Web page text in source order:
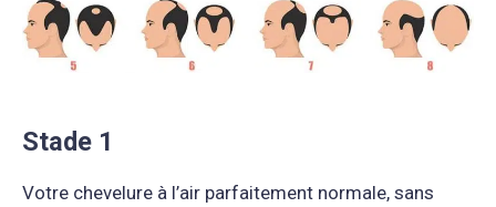
Stade 1
Votre chevelure à l’air parfaitement normale, sans